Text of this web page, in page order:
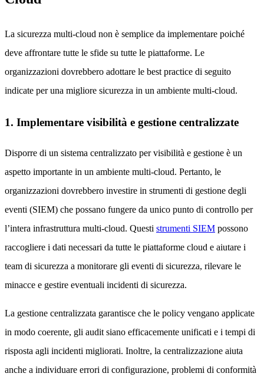
La sicurezza multi-cloud non è semplice da implementare poiché
deve affrontare tutte le sfide su tutte le piattaforme. Le
organizzazioni dovrebbero adottare le best practice di seguito
indicate per una migliore sicurezza in un ambiente multi-cloud.
1. Implementare visibilità e gestione centralizzate
Disporre di un sistema centralizzato per visibilità e gestione è un
aspetto importante in un ambiente multi-cloud. Pertanto, le
organizzazioni dovrebbero investire in strumenti di gestione degli
eventi (SIEM) che possano fungere da unico punto di controllo per
l’intera infrastruttura multi-cloud. Questi strumenti SIEM possono
raccogliere i dati necessari da tutte le piattaforme cloud e aiutare i
team di sicurezza a monitorare gli eventi di sicurezza, rilevare le
minacce e gestire eventuali incidenti di sicurezza.
La gestione centralizzata garantisce che le policy vengano applicate
in modo coerente, gli audit siano efficacemente unificati e i tempi di
risposta agli incidenti migliorati. Inoltre, la centralizzazione aiuta
anche a individuare errori di configurazione, problemi di conformità